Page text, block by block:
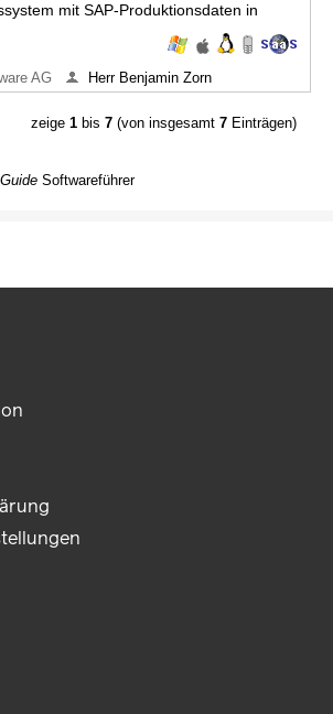
mit SAP-Produktionsdaten in
AG Herr Benjamin Zorn
zeige 1bis 7(von insgesamt 7Einträgen)
Softwareführer